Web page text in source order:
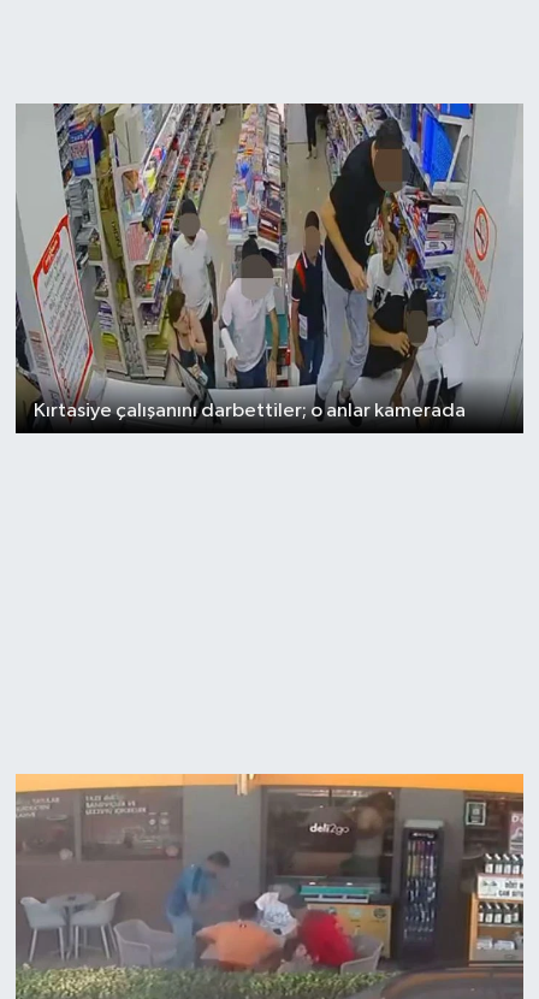
Kırtasiye çalışanını darbettiler; o anlar kamerada